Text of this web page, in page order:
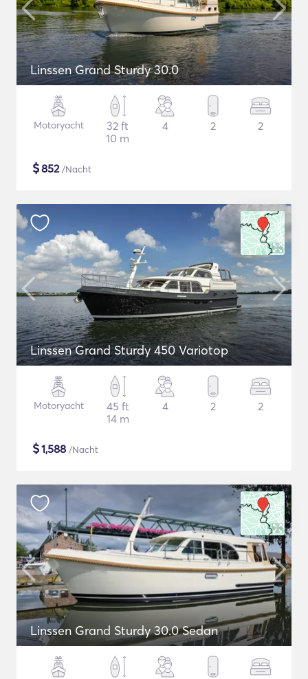
Linssen Grand Sturdy 30.0
Motoryacht
32 ft
10 m
4 2 2
$852/Nacht
Linssen Grand Sturdy 450 Variotop
Motoryacht
45 ft
14 m
4 2 2
$1,588 /Nacht
Linssen Grand Sturdy 30.0 Sedan